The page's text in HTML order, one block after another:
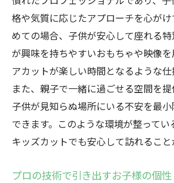
格や気質に応じたアプローチを心が
めての場合、子供が安心して座れる
が興味を持ちやすいおもちゃや映像
アカットが楽しい時間となるような仕
また、親子で一緒に過ごせる空間を提
子供が見知らぬ場所にいる不安を最
できます。このような環境が整って
キッズカットでも安心して訪れること
プロの技術で引き出すお子様の個性